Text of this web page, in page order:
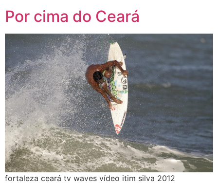
Por cima do Ceará
fortaleza ceará tv waves vídeo itim silva 2012